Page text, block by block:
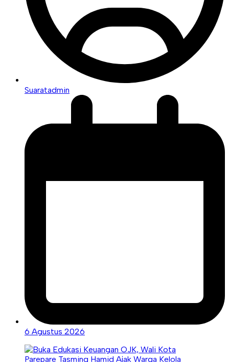
Suaratadmin
6 Agustus 2026